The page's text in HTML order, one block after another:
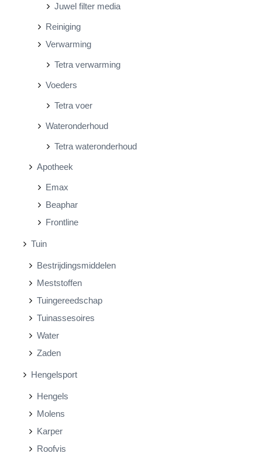
Juwel filter media
Reiniging
Verwarming
Tetra verwarming
Voeders
Tetra voer
Wateronderhoud
Tetra wateronderhoud
Apotheek
Emax
Beaphar
Frontline
Tuin
Bestrijdingsmiddelen
Meststoffen
Tuingereedschap
Tuinassesoires
Water
Zaden
Hengelsport
Hengels
Molens
Karper
Roofvis